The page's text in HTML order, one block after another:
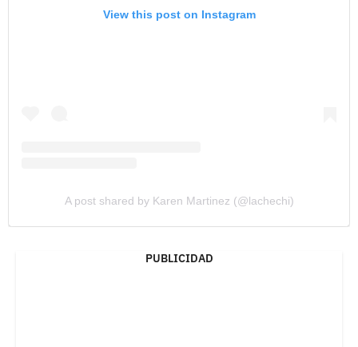
View this post on Instagram
A post shared by Karen Martinez (@lachechi)
PUBLICIDAD